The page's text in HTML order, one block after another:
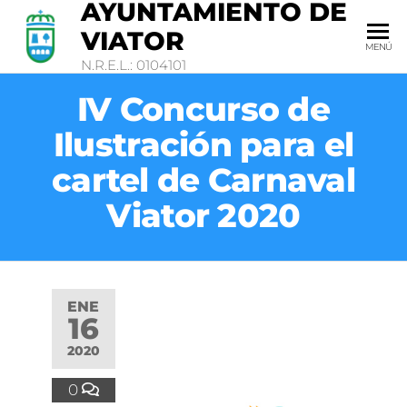
AYUNTAMIENTO DE
VIATOR
N.R.E.L.: 0104101
MENÚ
IV Concurso de
Ilustración para el
cartel de Carnaval
Viator 2020
ENE
16
2020
0